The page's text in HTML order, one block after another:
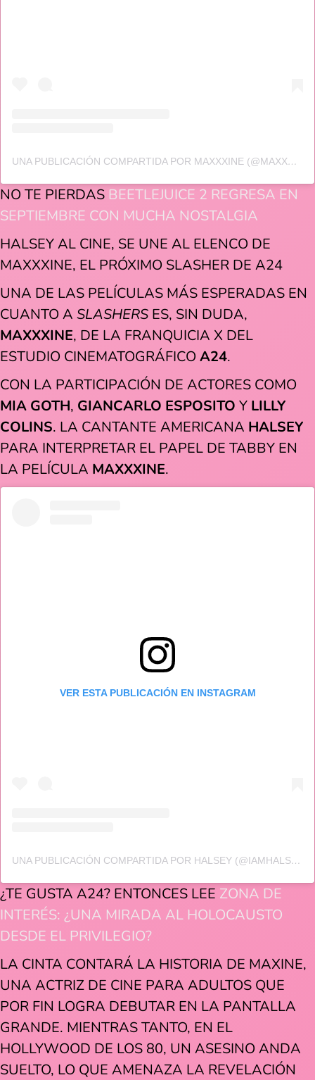
UNA PUBLICACIÓN COMPARTIDA POR MAXXXINE (@MAXXXINEMOVIE)
NO TE PIERDAS BEETLEJUICE 2 REGRESA EN
SEPTIEMBRE CON MUCHA NOSTALGIA
HALSEY AL CINE, SE UNE AL ELENCO DE
MAXXXINE, EL PRÓXIMO SLASHER DE A24
UNA DE LAS PELÍCULAS MÁS ESPERADAS EN
CUANTO A SLASHERS ES, SIN DUDA,
MAXXXINE, DE LA FRANQUICIA X DEL
ESTUDIO CINEMATOGRÁFICO A24.
CON LA PARTICIPACIÓN DE ACTORES COMO
MIA GOTH, GIANCARLO ESPOSITO Y LILLY
COLINS. LA CANTANTE AMERICANA HALSEY
PARA INTERPRETAR EL PAPEL DE TABBY EN
LA PELÍCULA MAXXXINE.
VER ESTA PUBLICACIÓN EN INSTAGRAM
UNA PUBLICACIÓN COMPARTIDA POR HALSEY (@IAMHALSEY)
¿TE GUSTA A24? ENTONCES LEE ZONA DE
INTERÉS: ¿UNA MIRADA AL HOLOCAUSTO
DESDE EL PRIVILEGIO?
LA CINTA CONTARÁ LA HISTORIA DE MAXINE,
UNA ACTRIZ DE CINE PARA ADULTOS QUE
POR FIN LOGRA DEBUTAR EN LA PANTALLA
GRANDE. MIENTRAS TANTO, EN EL
HOLLYWOOD DE LOS 80, UN ASESINO ANDA
SUELTO, LO QUE AMENAZA LA REVELACIÓN